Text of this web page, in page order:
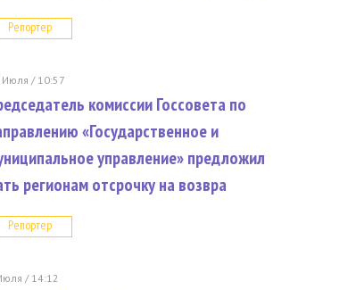
Репортер
Июля / 10:57
комиссии Госсовета по
«Государственное и
управление» предложил
регионам отсрочку на возвра
Репортер
/ 14:12